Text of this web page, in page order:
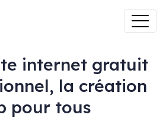
internet gratuit
la création
pour tous